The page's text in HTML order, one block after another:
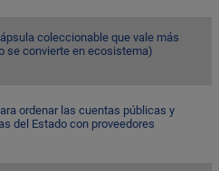
coleccionable que vale más
se convierte en ecosistema)
ordenar las cuentas públicas y
del Estado con proveedores